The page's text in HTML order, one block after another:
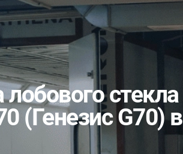
стекла
(Генезис G70) в